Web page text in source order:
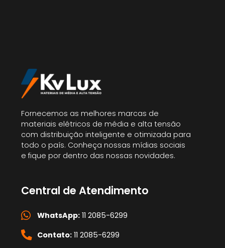
Fornecemos as melhores marcas de
materiais elétricos de média e alta tensão
com distribuição inteligente e otimizada para
todo o país. Conheça nossas mídias sociais
e fique por dentro das nossas novidades.
Central de Atendimento
WhatsApp:11 2085-6299
Contato:11 2085-6299